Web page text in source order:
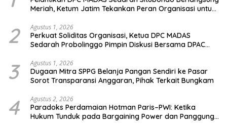
Meriah, Ketum Jatim Tekankan Peran Organisasi untuk
2 Agustus 1, 2026
Perkuat Soliditas Organisasi, Ketua DPC MADAS
Sedarah Probolinggo Pimpin Diskusi Bersama DPAC
3 Agustus 1, 2026
Dugaan Mitra SPPG Belanja Pangan Sendiri ke Pasar
Sorot Transparansi Anggaran, Pihak Terkait Bungkam
4 Agustus 2, 2026
Paradoks Perdamaian Hotman Paris–PWI: Ketika
Hukum Tunduk pada Bargaining Power dan Panggung